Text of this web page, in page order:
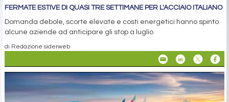
FERMATE ESTIVE DI QUASI TRE SETTIMANE PER L'ACCIAIO ITALIANO
Domanda debole, scorte elevate e costi energetici hanno spinto
alcune aziende ad anticipare gli stop a luglio
di Redazione siderweb